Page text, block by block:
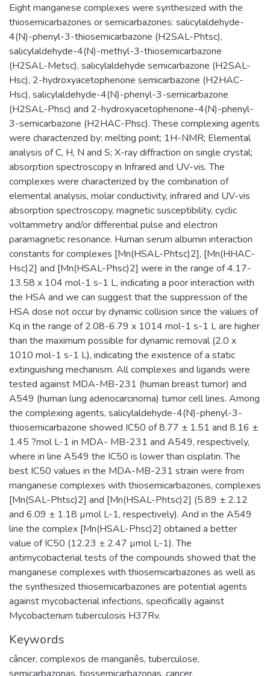
Eight manganese complexes were synthesized with the
thiosemicarbazones or semicarbazones: salicylaldehyde-
4(N)-phenyl-3-thiosemicarbazone (H2SAL-Phtsc),
salicylaldehyde-4(N)-methyl-3-thiosemicarbazone
(H2SAL-Metsc), salicylaldehyde semicarbazone (H2SAL-
Hsc), 2-hydroxyacetophenone semicarbazone (H2HAC-
Hsc), salicylaldehyde-4(N)-phenyl-3-semicarbazone
(H2SAL-Phsc) and 2-hydroxyacetophenone-4(N)-phenyl-
3-semicarbazone (H2HAC-Phsc). These complexing agents
were characterized by: melting point; 1H-NMR; Elemental
analysis of C, H, N and S; X-ray diffraction on single crystal;
absorption spectroscopy in Infrared and UV-vis. The
complexes were characterized by the combination of
elemental analysis, molar conductivity, infrared and UV-vis
absorption spectroscopy, magnetic susceptibility, cyclic
voltammetry and/or differential pulse and electron
paramagnetic resonance. Human serum albumin interaction
constants for complexes [Mn(HSAL-Phtsc)2], [Mn(HHAC-
Hsc)2] and [Mn(HSAL-Phsc)2] were in the range of 4.17-
13.58 x 104 mol-1 s-1 L, indicating a poor interaction with
the HSA and we can suggest that the suppression of the
HSA dose not occur by dynamic collision since the values of
Kq in the range of 2.08-6.79 x 1014 mol-1 s-1 L are higher
than the maximum possible for dynamic removal (2.0 x
1010 mol-1 s-1 L), indicating the existence of a static
extinguishing mechanism. All complexes and ligands were
tested against MDA-MB-231 (human breast tumor) and
A549 (human lung adenocarcinoma) tumor cell lines. Among
the complexing agents, salicylaldehyde-4(N)-phenyl-3-
thiosemicarbazone showed IC50 of 8.77 ± 1.51 and 8.16 ±
1.45 ?mol L-1 in MDA- MB-231 and A549, respectively,
where in line A549 the IC50 is lower than cisplatin. The
best IC50 values in the MDA-MB-231 strain were from
manganese complexes with thiosemicarbazones, complexes
[Mn(SAL-Phtsc)2] and [Mn(HSAL-Phtsc)2] (5.89 ± 2.12
and 6.09 ± 1.18 µmol L-1, respectively). And in the A549
line the complex [Mn(HSAL-Phsc)2] obtained a better
value of IC50 (12.23 ± 2.47 µmol L-1). The
antimycobacterial tests of the compounds showed that the
manganese complexes with thiosemicarbazones as well as
the synthesized thiosemicarbazones are potential agents
against mycobacterial infections, specifically against
Mycobacterium tuberculosis H37Rv.
Keywords
câncer, complexos de manganês, tuberculose,